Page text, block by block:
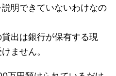
明できていないわけなの
出は銀行が保有する現
ません。